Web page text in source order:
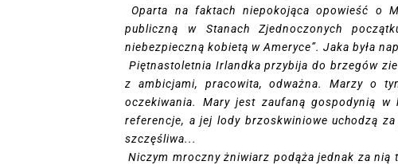
Oparta na faktach niepokojąca opowieść o
publiczną w Stanach Zjednoczonych
niebezpieczną kobietą w Ameryce”. Jaka była
Piętnastoletnia Irlandka przybija do brzegów
z ambicjami, pracowita, odważna. Marzy o
oczekiwania. Mary jest zaufaną gospodynią
referencje, a jej lody brzoskwiniowe uchodzą
szczęśliwa...
Niczym mroczny żniwiarz podąża jednak za nią